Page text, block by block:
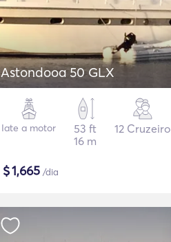
Astondooa 50 GLX
Iate a motor
53 ft
16 m
12 Cruzeiro
$1,665 /dia